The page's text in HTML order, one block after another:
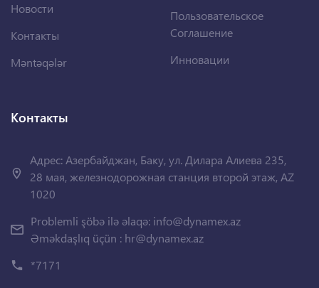
Новости
Контакты
Məntəqələr
Пользовательское
Соглашение
Инновации
Контакты
Адрес: Азербайджан, Баку, ул. Дилара Алиева 235,
28 мая, железнодорожная станция второй этаж, AZ
1020
Problemli şöbə ilə əlaqə: info@dynamex.az
Əməkdaşlıq üçün : hr@dynamex.az
*7171